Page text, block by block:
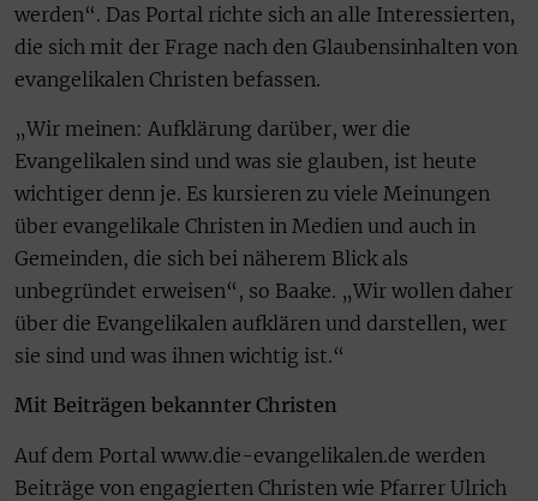
werden“. Das Portal richte sich an alle Interessierten,
die sich mit der Frage nach den Glaubensinhalten von
evangelikalen Christen befassen.
„Wir meinen: Aufklärung darüber, wer die
Evangelikalen sind und was sie glauben, ist heute
wichtiger denn je. Es kursieren zu viele Meinungen
über evangelikale Christen in Medien und auch in
Gemeinden, die sich bei näherem Blick als
unbegründet erweisen“, so Baake. „Wir wollen daher
über die Evangelikalen aufklären und darstellen, wer
sie sind und was ihnen wichtig ist.“
Mit Beiträgen bekannter Christen
Auf dem Portal www.die-evangelikalen.de werden
Beiträge von engagierten Christen wie Pfarrer Ulrich